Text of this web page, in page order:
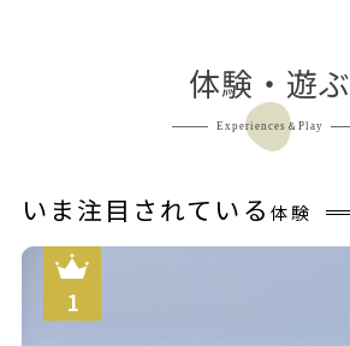
体験・遊ぶ
Experiences＆Play
いま注目されている 体験